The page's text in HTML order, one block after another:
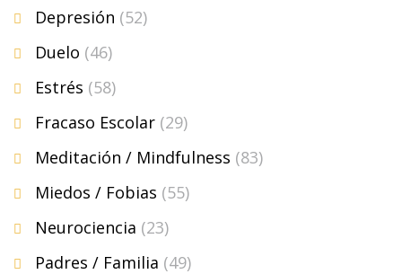
Depresión (52)
Duelo (46)
Estrés (58)
Fracaso Escolar (29)
Meditación / Mindfulness (83)
Miedos / Fobias (55)
Neurociencia (23)
Padres / Familia (49)